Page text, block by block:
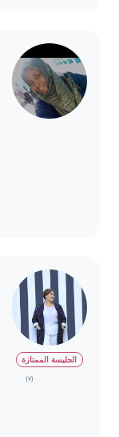
الجليسة الممتازة
(٧)